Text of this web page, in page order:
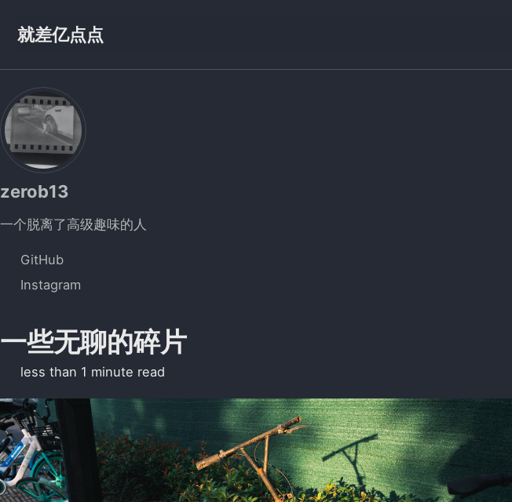
就差亿点点
zerob13
一个脱离了高级趣味的人
GitHub
Instagram
一些无聊的碎片
less than 1 minute read